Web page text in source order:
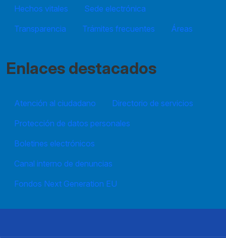
Hechos vitales
Sede electrónica
Transparencia
Trámites frecuentes Áreas
Enlaces destacados
Atención al ciudadano
Directorio de servicios
Protección de datos personales
Boletines electrónicos
Canal interno de denuncias
Fondos Next Generation EU